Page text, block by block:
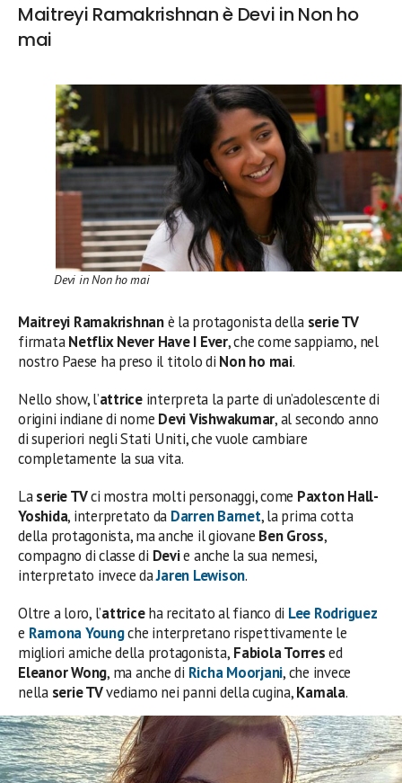
Maitreyi Ramakrishnan è Devi in Non ho
mai
Devi in Non ho mai
Maitreyi Ramakrishnanè la protagonista dellaserie TV
firmataNetflix Never Have I Ever, che come sappiamo, nel
nostro Paese ha preso il titolo di Non ho mai.
Nello show, l’attriceinterpreta la parte di un’adolescente di
origini indiane di nome Devi Vishwakumar, al secondo anno
di superiori negli Stati Uniti, che vuole cambiare
completamente la sua vita.
Laserie TVci mostra molti personaggi, come Paxton Hall-
Yoshida, interpretato da Darren Barnet, la prima cotta
della protagonista, ma anche il giovane Ben Gross,
compagno di classe di Devie anche la sua nemesi,
interpretato invece daJaren Lewison.
Oltre a loro, l’attriceha recitato al fianco di Lee Rodriguez
e Ramona Youngche interpretano rispettivamente le
migliori amiche della protagonista, Fabiola Torresed
Eleanor Wong, ma anche di Richa Moorjani, che invece
nella serie TVvediamo nei panni della cugina,Kamala.